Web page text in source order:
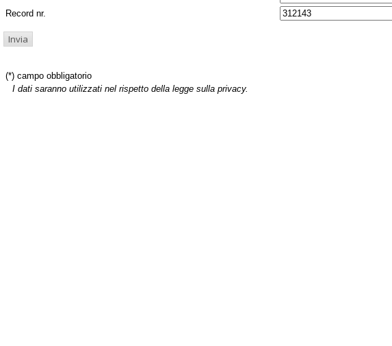
Record nr.
(*) campo obbligatorio
I dati saranno utilizzati nel rispetto della legge sulla privacy.